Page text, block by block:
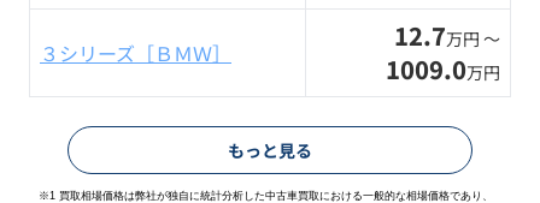
３シリーズ［ＢＭＷ］ 12.7万円 〜
1009.0万円
もっと見る
※1 買取相場価格は弊社が独自に統計分析した中古車買取における一般的な相場価格であり、